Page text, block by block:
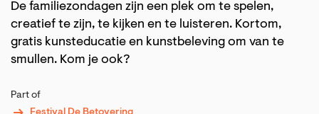
De familiezondagen zijn een plek om te spelen,
creatief te zijn, te kijken en te luisteren. Kortom,
gratis kunsteducatie en kunstbeleving om van te
smullen. Kom je ook?
Part of